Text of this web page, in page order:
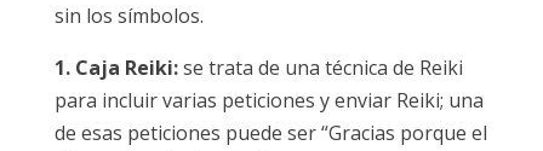
sin los símbolos.
1. Caja Reiki:se trata de una técnica de Reiki
para incluir varias peticiones y enviar Reiki; una
de esas peticiones puede ser “Gracias porque el